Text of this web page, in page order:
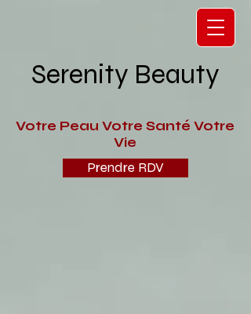
Serenity Beauty
Votre Peau Votre Santé Votre
Vie
Prendre RDV